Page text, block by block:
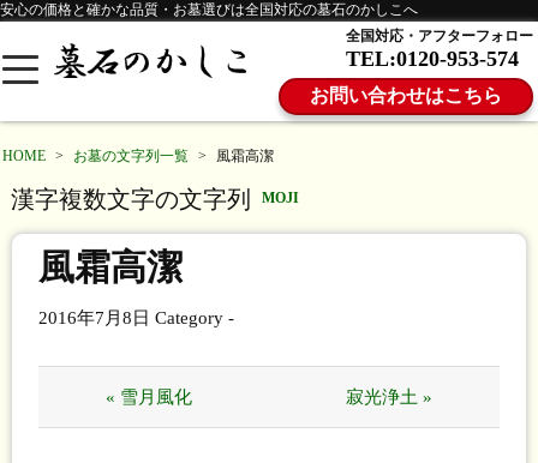
安心の価格と確かな品質・お墓選びは全国対応の墓石のかしこへ
全国対応・アフターフォロー
TEL:0120-953-574
お問い合わせはこちら
HOME > お墓の文字列一覧 > 風霜高潔
漢字複数文字の文字列 MOJI
風霜高潔
2016年7月8日 Category -
« 雪月風化 寂光浄土 »